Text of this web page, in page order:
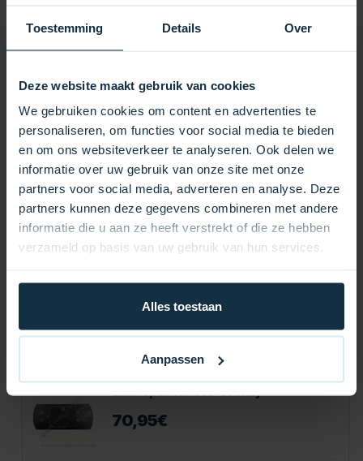
Toestemming Details Over
Deze website maakt gebruik van cookies
We gebruiken cookies om content en advertenties te
personaliseren, om functies voor social media te bieden
en om ons websiteverkeer te analyseren. Ook delen we
informatie over uw gebruik van onze site met onze
partners voor social media, adverteren en analyse. Deze
partners kunnen deze gegevens combineren met andere
informatie die u aan ze heeft verstrekt of die ze hebben
verzameld op basis van uw gebruik van hun services.
Alles toestaan
Aanpassen
Marke
Auf Lager +
Earth Spas IN.K336 Overlay
70,95€
Aantal knoppen
+
Earth Spas IN.K506-Overlay
70,95€